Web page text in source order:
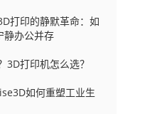
打印的静默革命：如
静办公并存
3D打印机怎么选？
如何重塑工业生